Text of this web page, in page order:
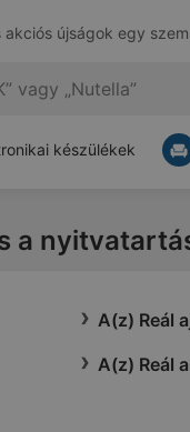
akciós újságok egy
készülékek
a
A(z) Reál
A(z) Reál